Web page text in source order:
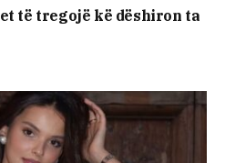
të tregojë kë dëshiron ta